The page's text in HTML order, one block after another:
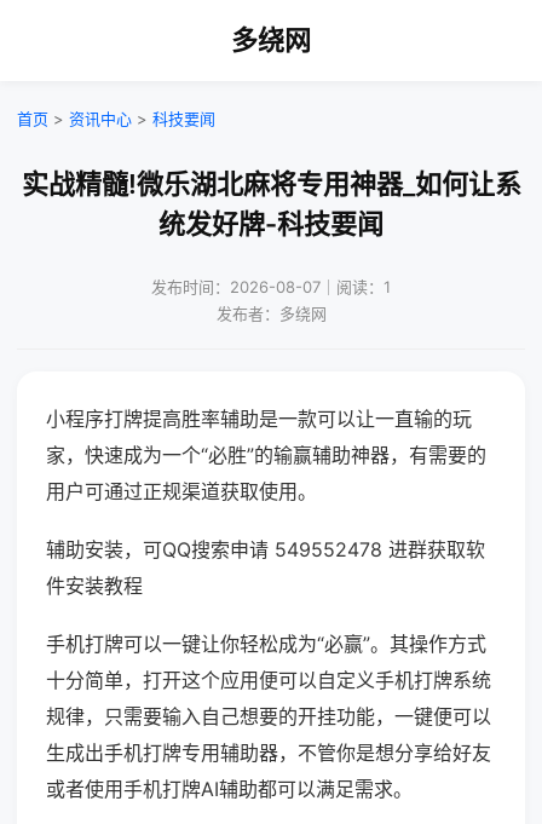
多绕网
首页 > 资讯中心 > 科技要闻
实战精髓!微乐湖北麻将专用神器_如何让系
统发好牌-科技要闻
发布时间：2026-08-07｜阅读：1
发布者：多绕网
小程序打牌提高胜率辅助是一款可以让一直输的玩
家，快速成为一个“必胜”的输赢辅助神器，有需要的
用户可通过正规渠道获取使用。
辅助安装，可QQ搜索申请 549552478 进群获取软
件安装教程
手机打牌可以一键让你轻松成为“必赢”。其操作方式
十分简单，打开这个应用便可以自定义手机打牌系统
规律，只需要输入自己想要的开挂功能，一键便可以
生成出手机打牌专用辅助器，不管你是想分享给好友
或者使用手机打牌AI辅助都可以满足需求。